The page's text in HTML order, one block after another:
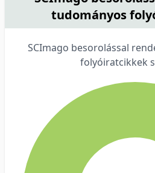
tudományos
SCImago besorolással
folyóiratcikkek